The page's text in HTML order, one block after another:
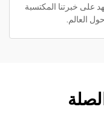
على خبرتنا المكتسبة